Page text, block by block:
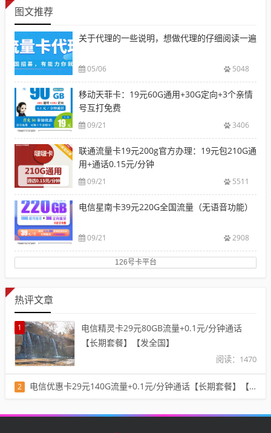
图文推荐
关于代理的一些说明，想做代理的仔细阅读一遍
05/06 5048
移动天菲卡：19元60G通用+30G定向+3个亲情
号互打免费
09/21 3406
联通流量卡19元200g官方办理：19元包210G通
用+通话0.15元/分钟
09/21 5511
电信星南卡39元220G全国流量（无语音功能）
09/21 2908
126号卡平台
热评文章
1
电信精灵卡29元80GB流量+0.1元/分钟通话
【长期套餐】【发全国】
阅读：1470
2 电信优惠卡29元140G流量+0.1元/分钟通话【长期套餐】【发全国】